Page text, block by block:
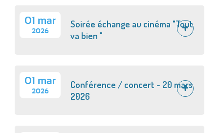
01 mar
2026
Soirée échange au cinéma "Tout
va bien "
01 mar
2026
Conférence / concert - 20 mars
2026